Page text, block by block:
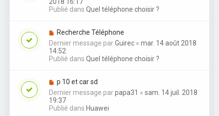
Publié dans Quel téléphone choisir ?
Recherche Téléphone
Dernier message parGuirec « mar. 14 août 2018
14:52
Publié dans Quel téléphone choisir ?
p 10 et car sd
Dernier message parpapa31 « sam. 14 juil. 2018
19:37
Publié dans Huawei